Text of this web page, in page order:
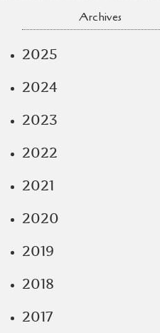
Archives
2025
2024
2023
2022
2021
2020
2019
2018
2017